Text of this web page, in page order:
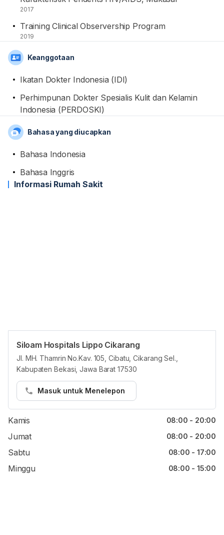
2017
Training Clinical Observership Program
2019
Keanggotaan
Ikatan Dokter Indonesia (IDI)
Perhimpunan Dokter Spesialis Kulit dan Kelamin
Indonesia (PERDOSKI)
Bahasa yang diucapkan
Bahasa Indonesia
Bahasa Inggris
Informasi Rumah Sakit
Siloam Hospitals Lippo Cikarang
Jl. MH. Thamrin No.Kav. 105, Cibatu, Cikarang Sel.,
Kabupaten Bekasi, Jawa Barat 17530
Masuk untuk Menelepon
Jam reguler
Senin
Selasa
Kamis 08:00 - 20:00
Jumat 08:00 - 20:00
Sabtu 08:00 - 17:00
Minggu 08:00 - 15:00